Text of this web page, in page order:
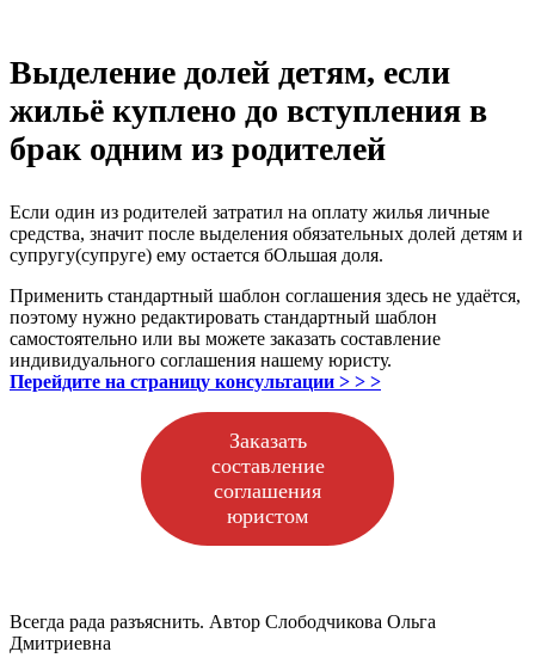
Выделение долей детям, если
жильё куплено до вступления в
брак одним из родителей
Если один из родителей затратил на оплату жилья личные
средства, значит после выделения обязательных долей детям и
супругу(супруге) ему остается бОльшая доля.
Применить стандартный шаблон соглашения здесь не удаётся,
поэтому нужно редактировать стандартный шаблон
самостоятельно или вы можете заказать составление
индивидуального соглашения нашему юристу.
Перейдите на страницу консультации > > >
Заказать
составление
соглашения
юристом
Всегда рада разъяснить. Автор Слободчикова Ольга
Дмитриевна